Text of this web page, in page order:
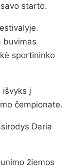
starto.
buvimas
sportininko
išvyks į
čempionate.
Daria
žiemos